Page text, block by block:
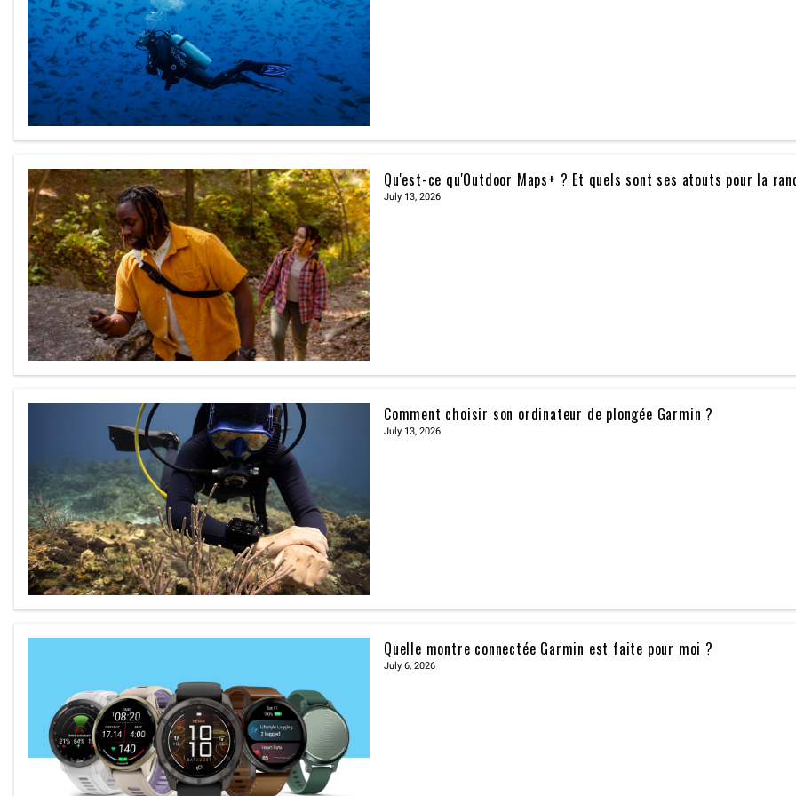
Qu'est-ce qu'Outdoor Maps+ ? Et quels sont ses atouts pour la
July 13, 2026
Comment choisir son ordinateur de plongée Garmin ?
July 13, 2026
Quelle montre connectée Garmin est faite pour moi ?
July 6, 2026